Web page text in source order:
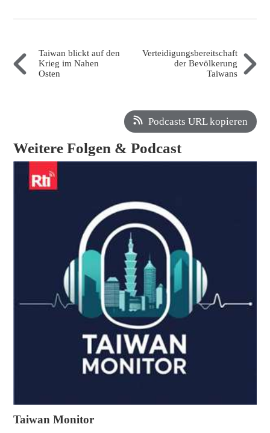
Taiwan blickt auf den
Krieg im Nahen
Osten
Verteidigungsbereitschaft
der Bevölkerung
Taiwans
Podcasts URL kopieren
Weitere Folgen & Podcast
Taiwan Monitor